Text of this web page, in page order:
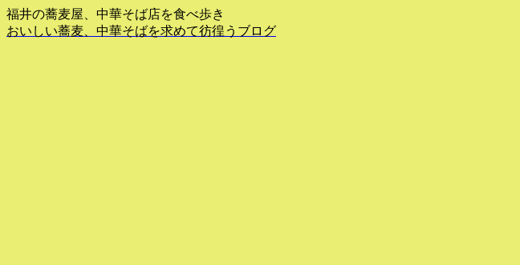
福井の蕎麦屋、中華そば店を食べ歩き
おいしい蕎麦、中華そばを求めて彷徨うブログ